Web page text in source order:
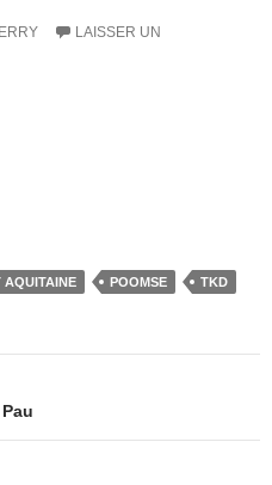
LAISSER UN
AQUITAINE POOMSE TKD